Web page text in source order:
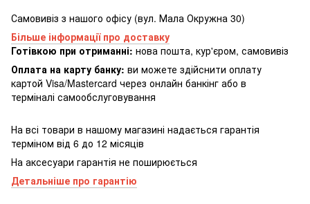
Самовивіз з нашого офісу (вул. Мала Окружна 30)
Більше інформації про доставку
Готівкою при отриманні: нова пошта, кур'єром, самовивіз
Оплата на карту банку: ви можете здійснити оплату
картой Visa/Mastercard через онлайн банкінг або в
терміналі самообслуговування
На всі товари в нашому магазині надається гарантія
терміном від 6 до 12 місяців
На аксесуари гарантія не поширюється
Детальніше про гарантію